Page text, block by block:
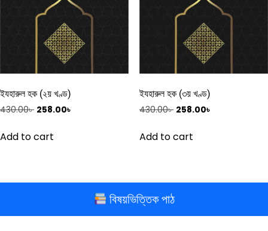
ইযহারুল হক (২য় খণ্ড)
430.00৳ Original
was:
258.00৳
Add to cart
ইযহারুল হক (৩য় খণ্ড)
430.00৳ Original
was:
258.00৳
Add to cart
বিষয়ভিত্তিক পাঠ